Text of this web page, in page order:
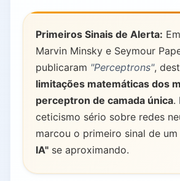
Primeiros Sinais de Alerta:
Marvin Minsky e Seymour
publicaram "Perceptrons",
limitações matemáticas dos
perceptron de camada única.
ceticismo sério sobre redes
marcou o primeiro sinal de um
IA" se aproximando.